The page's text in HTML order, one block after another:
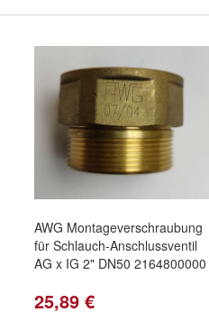
AWG Montageverschraubung
für Schlauch-Anschlussventil
AG x IG 2" DN50 2164800000
25,89 €